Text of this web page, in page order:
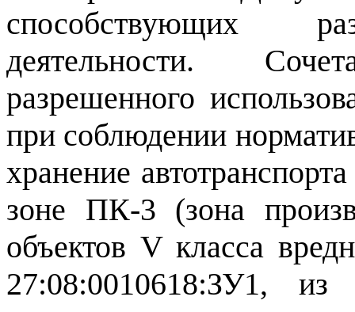
способствующих
деятельности.
разрешенного
при соблюдении
хранение
зоне ПК-3 (зона
объектов Vкласса
27:08:0010618:ЗУ1,